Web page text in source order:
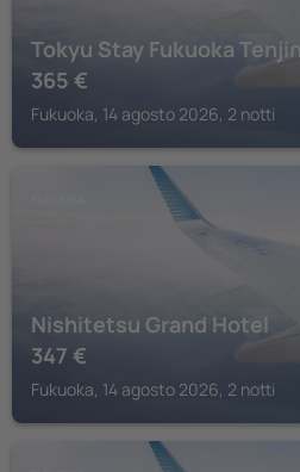
Tokyu Stay Fukuoka Tenjin
365 €
Fukuoka, 14 agosto 2026, 2 notti
Nishitetsu Grand Hotel
347 €
Fukuoka, 14 agosto 2026, 2 notti